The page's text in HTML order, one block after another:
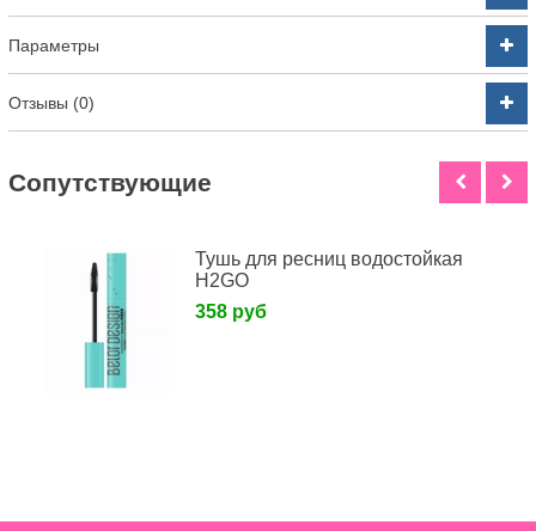
Параметры
Отзывы (0)
Cопутствующие
Тушь для ресниц водостойкая
H2GO
358 руб